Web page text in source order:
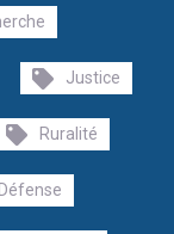
Justice
Ruralité